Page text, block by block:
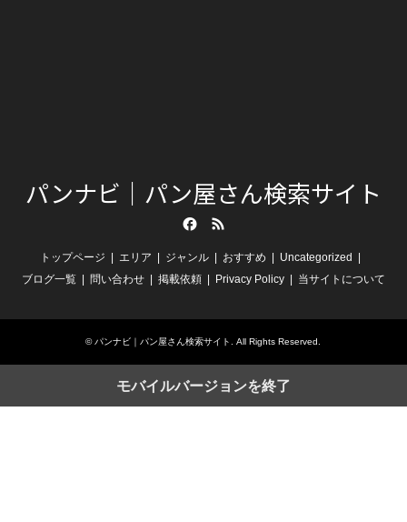
パンナビ｜パン屋さん検索サイト
トップページ エリア ジャンル おすすめ
Uncategorized
ブログ一覧
問い合わせ 掲載依頼 Privacy Policy 当サイトについて
© パンナビ｜パン屋さん検索サイト . All Rights Reserved.
モバイルバージョンを終了